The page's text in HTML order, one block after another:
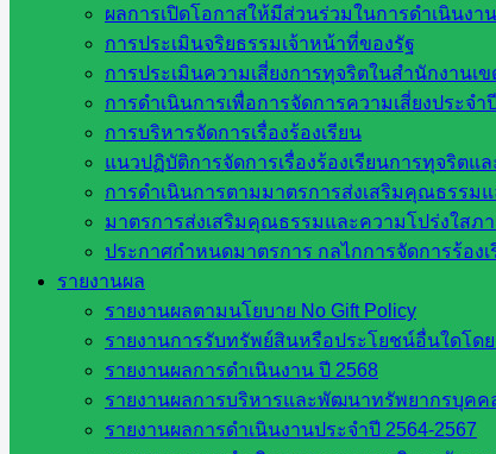
ผลการเปิดโอกาสให้มีส่วนร่วมในการดำเนินง
การประเมินจริยธรรมเจ้าหน้าที่ของรัฐ
การประเมินความเสี่ยงการทุจริตในสำนักงาน
การดำเนินการเพื่อการจัดการความเสี่ยงประจำ
การบริหารจัดการเรื่องร้องเรียน
แนวปฏิบัติการจัดการเรื่องร้องเรียนการทุจริตแ
การดำเนินการตามมาตรการส่งเสริมคุณธรรม
มาตรการส่งเสริมคุณธรรมและความโปร่งใสภ
ประกาศกำหนดมาตรการ กลไกการจัดการร้องเ
รายงานผล
รายงานผลตามนโยบาย No Gift Policy
รายงานการรับทรัพย์สินหรือประโยชน์อื่นใดโด
รายงานผลการดำเนินงาน ปี 2568
รายงานผลการบริหารและพัฒนาทรัพยากรบุคค
รายงานผลการดำเนินงานประจำปี 2564-2567
กลุ่มส่งเสริมการจัดการศึกษา
กลุ่มบริหารงานบุคคล
กลุ่มพัฒนาครูและบุคลากรฯ
กลุ่มนิเทศติดตามและประเมินผลฯ
เว็บไซต์หลักสูตรต้านทุจริต
ห้องนิเทศ ศน.นิพนธ์ พรมพิไล
ห้องนิเทศ ศน.ชยาธิศ/ศน.อัญชลี
ห้องนิเทศ ดร.สราวดี เพ็งศรีโคตร
เว็บไซต์คณะกรรมการ ก.ต.ป.น.
เว็บไซต์ อ.ค.ก.ศ.เขตพื้นที่การศึกษา
ดาวน์โหลดเอกสาร
กลุ่มอำนวยการ
กลุ่มบริหารงานงานเงินและสินทรัพย์